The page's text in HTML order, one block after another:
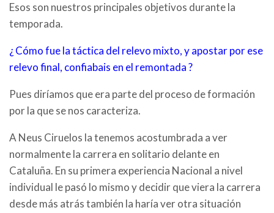
Esos son nuestros principales objetivos durante la
temporada.
¿ Cómo fue la táctica del relevo mixto, y apostar por ese
relevo final, confiabais en el remontada ?
Pues diríamos que era parte del proceso de formación
por la que se nos caracteriza.
A Neus Ciruelos la tenemos acostumbrada a ver
normalmente la carrera en solitario delante en
Cataluña. En su primera experiencia Nacional a nivel
individual le pasó lo mismo y decidir que viera la carrera
desde más atrás también la haría ver otra situación